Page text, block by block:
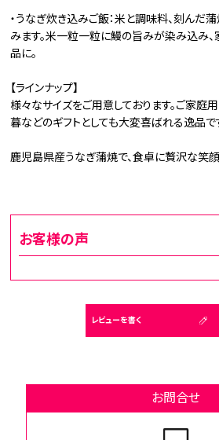
・うなぎ炊き込みご飯：米と調味料、刻んだ
みます。米一粒一粒に鰻の旨みが染み込み
品に。
【ラインナップ】
様々なサイズをご用意しております。ご家庭
暮などのギフトとしても大変喜ばれる逸品で
鹿児島県産うなぎ蒲焼で、食卓に贅沢な笑
お客様の声
レビューを書く
お問合せ